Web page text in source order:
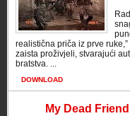
realistična priča iz prve
zaista proživjeli, stvarajući
bratstva. ...
DOWNLOAD
My Dead